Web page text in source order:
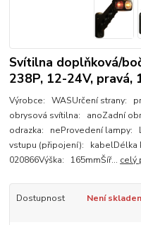
Svítilna doplňková/
238P, 12-24V, pravá,
Výrobce: WASUrčení strany:
obrysová svítilna: anoZadní
odrazka: neProvedení lampy:
vstupu (připojení):
020866Výška: 165mmŠíř... celý
Dostupnost Není